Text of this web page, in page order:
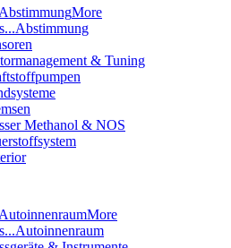
AbstimmungMore
Abstimmung
& Tuning
Methanol & NOS
AutoinnenraumMore
Autoinnenraum